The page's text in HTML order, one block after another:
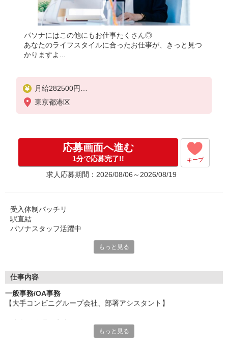
パソナにはこの他にもお仕事たくさん◎
あなたのライフスタイルに合ったお仕事が、きっと見つ
かりますよ...
月給282500円
★交通費規定に基づき交通費支給
東京都港区
応募画面へ進む
1分で応募完了!! キープ
求人応募期間：2026/08/06～2026/08/19
受入体制バッチリ
駅直結
パソナスタッフ活躍中
一般事務・営業事務など、人気のオフィスワークが豊富！
人と関わるお仕事も多数ございます。
ぜひ、前向きな気持ちで飛び込んで来てください！
スマホ・タブレット・PCを使い、ご自宅など、
好きな場所での面談が可能です。
もっと見る
仕事内容
一般事務/OA事務
【大手コンビニグループ会社、部署アシスタント】
＊データ入力・チェック・発送もっと見る